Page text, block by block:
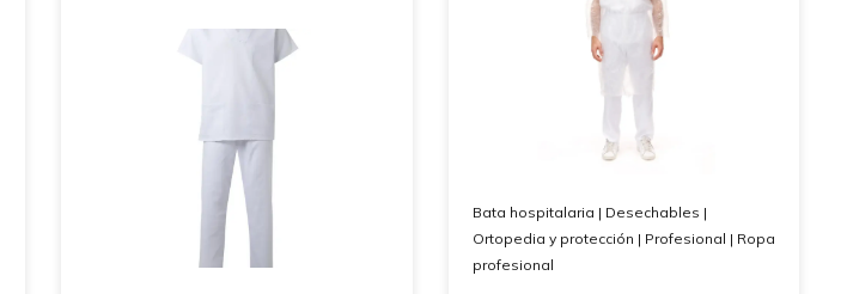
Bata hospitalaria | Desechables |
Ortopedia y protección | Profesional | Ropa
profesional